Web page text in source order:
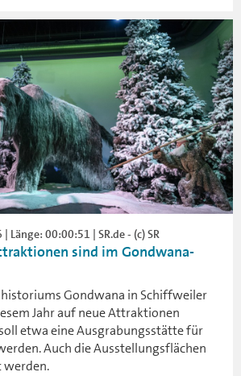
Länge: 00:00:51 | SR.de - (c) SR
sind im Gondwana-
Gondwana in Schiffweiler
Jahr auf neue Attraktionen
etwa eine Ausgrabungsstätte für
Auch die Ausstellungsflächen
werden.